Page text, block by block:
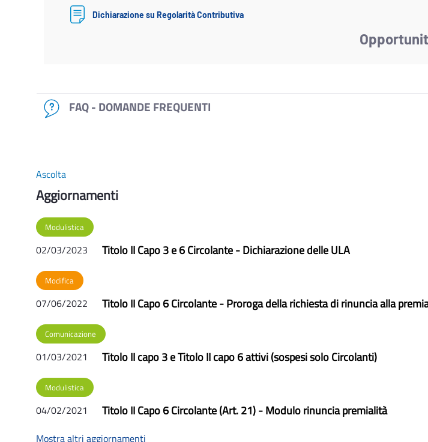
Dichiarazione su Regolarità Contributiva
FAQ - DOMANDE FREQUENTI
Ascolta
Aggiornamenti
Modulistica
02/03/2023 Titolo II Capo 3 e 6 Circolante - Dichiarazione delle ULA
Modifica
07/06/2022 Titolo II Capo 6 Circolante - Proroga della richiesta di rinuncia alla
Comunicazione
01/03/2021 Titolo II capo 3 e Titolo II capo 6 attivi (sospesi solo Circolanti)
Modulistica
04/02/2021 Titolo II Capo 6 Circolante (Art. 21) - Modulo rinuncia premialità
Mostra altri aggiornamenti